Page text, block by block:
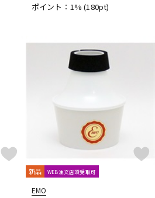
Selmer Paris
SML（Strasser Marigaux Lemaire）
Ted Klum
Theo Wanne
Tom Crown
trumpet station
Ullven
UNISON unknown
VIVACE
ポイント：1%(180pt)
新品 WEB注文店頭受取可
EMO